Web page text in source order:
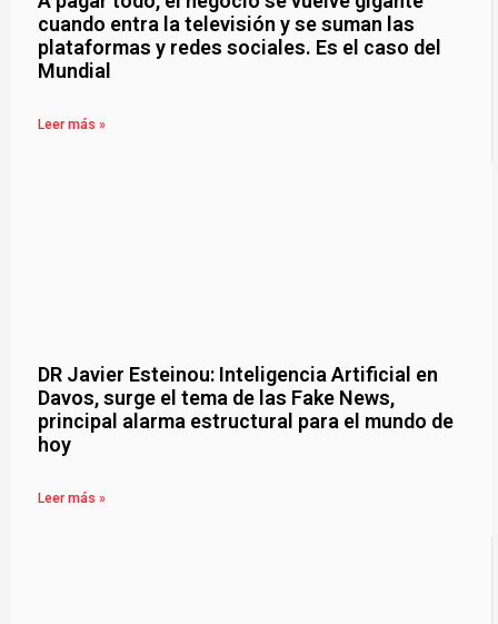
cuando entra la televisión y se suman las
plataformas y redes sociales. Es el caso del
Mundial
Leer más »
DR Javier Esteinou: Inteligencia Artificial en
Davos, surge el tema de las Fake News,
principal alarma estructural para el mundo de
hoy
Leer más »